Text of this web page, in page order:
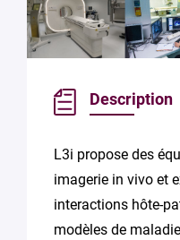
Description
L3i propose des
imagerie in vivo et
interactions hôte-
modèles de